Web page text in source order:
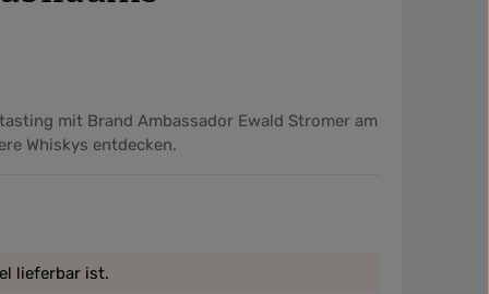
mit Brand Ambassador Ewald Stromer am
Whiskys entdecken.
lieferbar ist.